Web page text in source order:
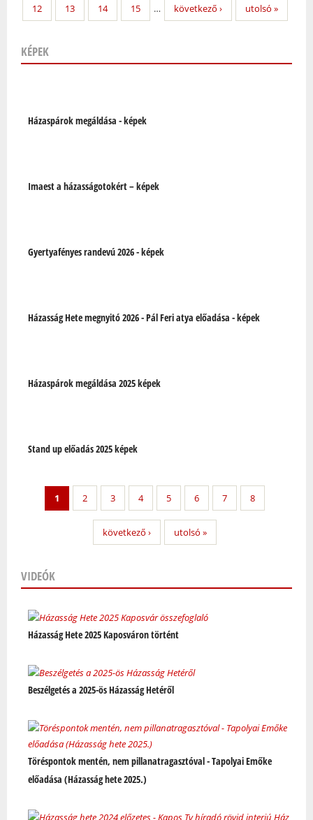
12 13 14 15 … következő › utolsó »
KÉPEK
Házaspárok megáldása - képek
Imaest a házasságotokért – képek
Gyertyafényes randevú 2026 - képek
Házasság Hete megnyitó 2026 - Pál Feri atya előadása - képek
Házaspárok megáldása 2025 képek
Stand up előadás 2025 képek
1 2 3 4 5 6 7 8
következő › utolsó »
VIDEÓK
Házasság Hete 2025 Kaposváron történt
Beszélgetés a 2025-ös Házasság Hetéről
Töréspontok mentén, nem pillanatragasztóval - Tapolyai Emőke
előadása (Házasság hete 2025.)
Oldalak